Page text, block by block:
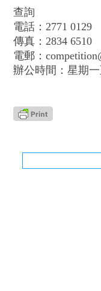
查詢
電話：2771 0129
傳真：2834 6510
電郵：
辦公時間：星期